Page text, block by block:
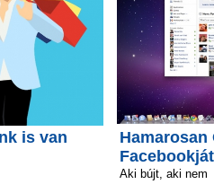
is van
Aki bújt, aki nem